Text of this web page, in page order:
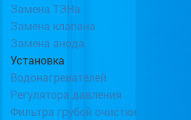
Замена ТЭНа
Замена клапана
Замена анода
Установка
Водонагревателей
Регулятора давления
Фильтра грубой очистки